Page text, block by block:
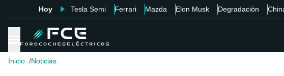
Hoy Tesla Semi Ferrari Mazda Elon Musk Degradación
Inicio Noticias